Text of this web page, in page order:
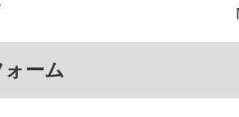
ーム